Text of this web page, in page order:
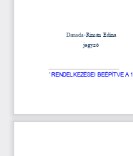
Danada-Rimán Edina
jegyző
* RENDELKEZÉSEI BEÉPÍTVE A